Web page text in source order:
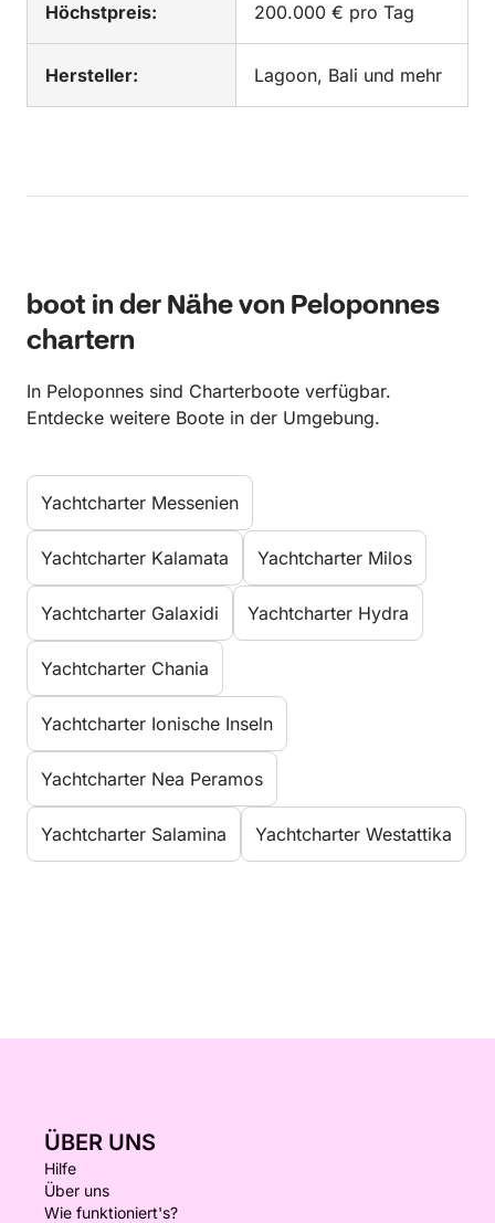
Höchstpreis: 200.000 € pro Tag
Hersteller: Lagoon, Bali und mehr
boot in der Nähe von Peloponnes
chartern
In Peloponnes sind Charterboote verfügbar.
Entdecke weitere Boote in der Umgebung.
Yachtcharter Messenien
Yachtcharter Kalamata Yachtcharter Milos
Yachtcharter Galaxidi Yachtcharter Hydra
Yachtcharter Chania
Yachtcharter Ionische Inseln
Yachtcharter Nea Peramos
Yachtcharter Salamina Yachtcharter Westattika
ÜBER UNS
Hilfe
Über uns
Wie funktioniert's?